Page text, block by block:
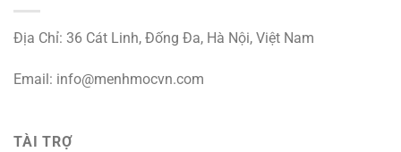
Địa Chỉ: 36 Cát Linh, Đống Đa, Hà Nội, Việt Nam
Email: info@menhmocvn.com
TÀI TRỢ